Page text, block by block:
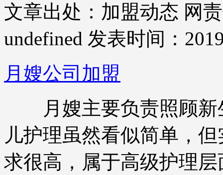
文章出处：加盟动态 网
undefined 发表时间：
月嫂公司加盟
月嫂主要负责照顾新
儿护理虽然看似简单，
求很高，属于高级护理